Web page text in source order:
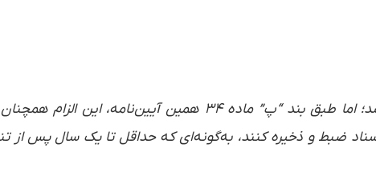
[محضرچی: در اصلاحیه سال ۱۴۰۲ این ماده، الزام به ضبط صدا حذف شد؛ اما طبق بند “پ”
ضبط و ذخیره کنند، به‌گونه‌ای که حداقل تا یک سال پس از